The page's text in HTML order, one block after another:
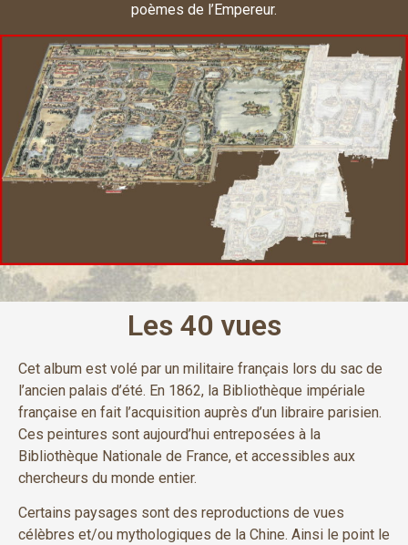
poèmes de l’Empereur.
Les 40 vues
Cet album est volé par un militaire français lors du sac de
l’ancien palais d’été. En 1862, la Bibliothèque impériale
française en fait l’acquisition auprès d’un libraire parisien.
Ces peintures sont aujourd’hui entreposées à la
Bibliothèque Nationale de France, et accessibles aux
chercheurs du monde entier.
Certains paysages sont des reproductions de vues
célèbres et/ou mythologiques de la Chine. Ainsi le point le